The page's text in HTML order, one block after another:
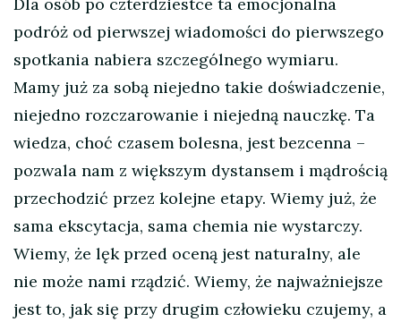
podróż od pierwszej wiadomości do pierwszego
spotkania nabiera szczególnego wymiaru.
Mamy już za sobą niejedno takie doświadczenie,
niejedno rozczarowanie i niejedną nauczkę. Ta
wiedza, choć czasem bolesna, jest bezcenna –
pozwala nam z większym dystansem i mądrością
przechodzić przez kolejne etapy. Wiemy już, że
sama ekscytacja, sama chemia nie wystarczy.
Wiemy, że lęk przed oceną jest naturalny, ale
nie może nami rządzić. Wiemy, że najważniejsze
jest to, jak się przy drugim człowieku czujemy, a